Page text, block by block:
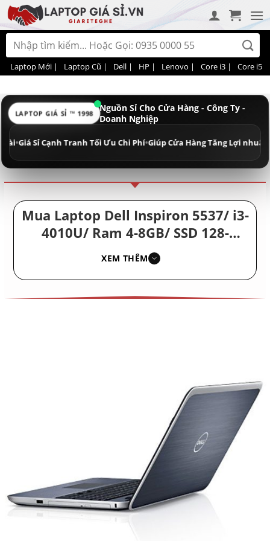
Bỏ
qua
nội
dung
Tìm
kiếm:
Laptop Mới | Laptop Cũ | Dell | HP | Lenovo | Core i3 | Core i5 |
Điều hướng Phân loại
LAPTOP GIÁ SỈ ™ 1998
Nguồn Sỉ Cho Cửa Hàng - Công Ty -
Doanh Nghiệp
Sỉ Cạnh Tranh Tối Ưu Chi Phí•Giúp Cửa Hàng Tăng Lợi nhuận -
Mua Laptop Dell Inspiron 5537/ i3-
4010U/ Ram 4-8GB/ SSD 128-
256GB/ Bán Laptop Cảm Ứng Giá
Rẻ/ Máy Vi Tính Laptop Mỹ
XEM THÊM